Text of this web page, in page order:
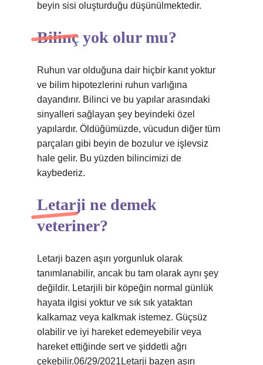
beyin sisi oluşturduğu düşünülmektedir.
Bilinç yok olur mu?
Ruhun var olduğuna dair hiçbir kanıt yoktur
ve bilim hipotezlerini ruhun varlığına
dayandırır. Bilinci ve bu yapılar arasındaki
sinyalleri sağlayan şey beyindeki özel
yapılardır. Öldüğümüzde, vücudun diğer tüm
parçaları gibi beyin de bozulur ve işlevsiz
hale gelir. Bu yüzden bilincimizi de
kaybederiz.
Letarji ne demek
veteriner?
Letarji bazen aşırı yorgunluk olarak
tanımlanabilir, ancak bu tam olarak aynı şey
değildir. Letarjili bir köpeğin normal günlük
hayata ilgisi yoktur ve sık sık yataktan
kalkamaz veya kalkmak istemez. Güçsüz
olabilir ve iyi hareket edemeyebilir veya
hareket ettiğinde sert ve şiddetli ağrı
çekebilir.06/29/2021Letarji bazen aşırı